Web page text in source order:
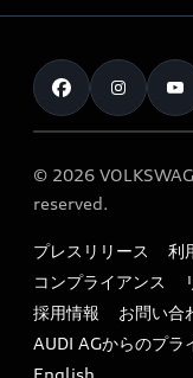
カタログ一覧
メンテナンス
車検 / 定期点検
e-tronアフターサポ
myAudi
クオリティ
保証
メンテナンス
ファイナンス
キャンペーン / イベ
買取査定
お知らせ
オーナー様向けキャ
特定整備適用車一覧
リサイクル法
よくある質問（FAQ
© 2026
reserved.
プレスリリース 利
コンプライアンス
採用情報
お問い合
AUDI AGからのプラ
English